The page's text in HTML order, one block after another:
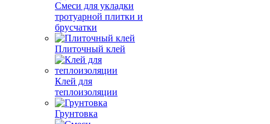
Смеси для укладки
тротуарной плитки и
брусчатки
Плиточный клей
Клей для
теплоизоляции
Грунтовка